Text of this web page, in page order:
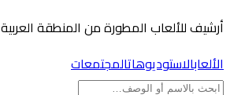
أرشيف للألعاب المطورة من المنطقة العربية
الألعابالاستوديوهاتالمجتمعات